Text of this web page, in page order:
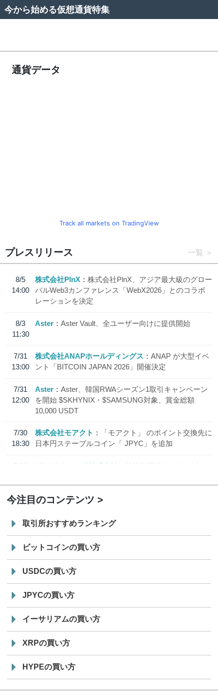
今から始める仮想通貨特集
通貨データ
Track all markets on TradingView
プレスリリース 一覧
8/5
14:00
株式会社PlnX
株式会社PlnX、アジア最大級のグロー
バルWeb3カンファレンス「WebX2026」とのコラボ
レーションを決定
8/3
11:30
Aster Aster Vault、全ユーザー向けに提供開始
7/31
13:00
株式会社ANAPホールディングス
ANAP が大型イベ
ント「BITCOIN JAPAN 2026」開催決定
7/31
12:00
Aster
Aster、韓国RWAシーズン1取引キャンペーン
を開始 $SKHYNIX・$SAMSUNG対象、賞金総額
10,000 USDT
7/30
18:30
株式会社モアクト
「モアクト」 のポイント交換先に
日本円ステーブルコイン「 JPYC」を追加
7/29
SBI VCトレード株式会社
信託型円建てステーブル
今注目のコンテンツ
取引所おすすめランキング
ビットコインの買い方
USDCの買い方
JPYCの買い方
イーサリアムの買い方
XRPの買い方
HYPEの買い方